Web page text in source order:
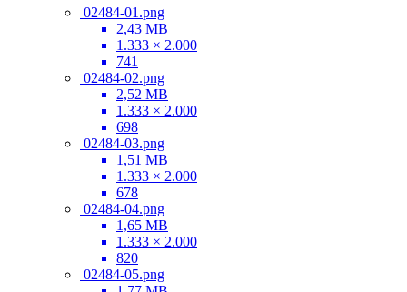
02484-01.png
2,43 MB
1.333 × 2.000
741
02484-02.png
2,52 MB
1.333 × 2.000
698
02484-03.png
1,51 MB
1.333 × 2.000
678
02484-04.png
1,65 MB
1.333 × 2.000
820
02484-05.png